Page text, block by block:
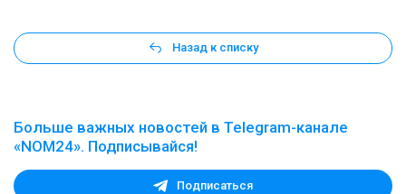
Назад к списку
Больше важных новостей в Telegram-канале
«NOM24». Подписывайся!
Подписаться